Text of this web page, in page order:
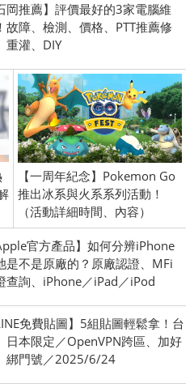
岡推薦】評價最好的3家電腦維
故障、檢測、價格、PTT推薦修
重灌、DIY
【一周年紀念】Pokemon Go
推出冰系與火系系列活動！
（活動詳細時間、內容）
官方產品】如何分辨iPhone
是不是原廠的？原廠認證、MFi
查詢、iPhone／iPad／iPod
免費貼圖】5組貼圖輕鬆拿！台
日本限定／OpenVPN跨區、加好
綁門號／2025/6/24